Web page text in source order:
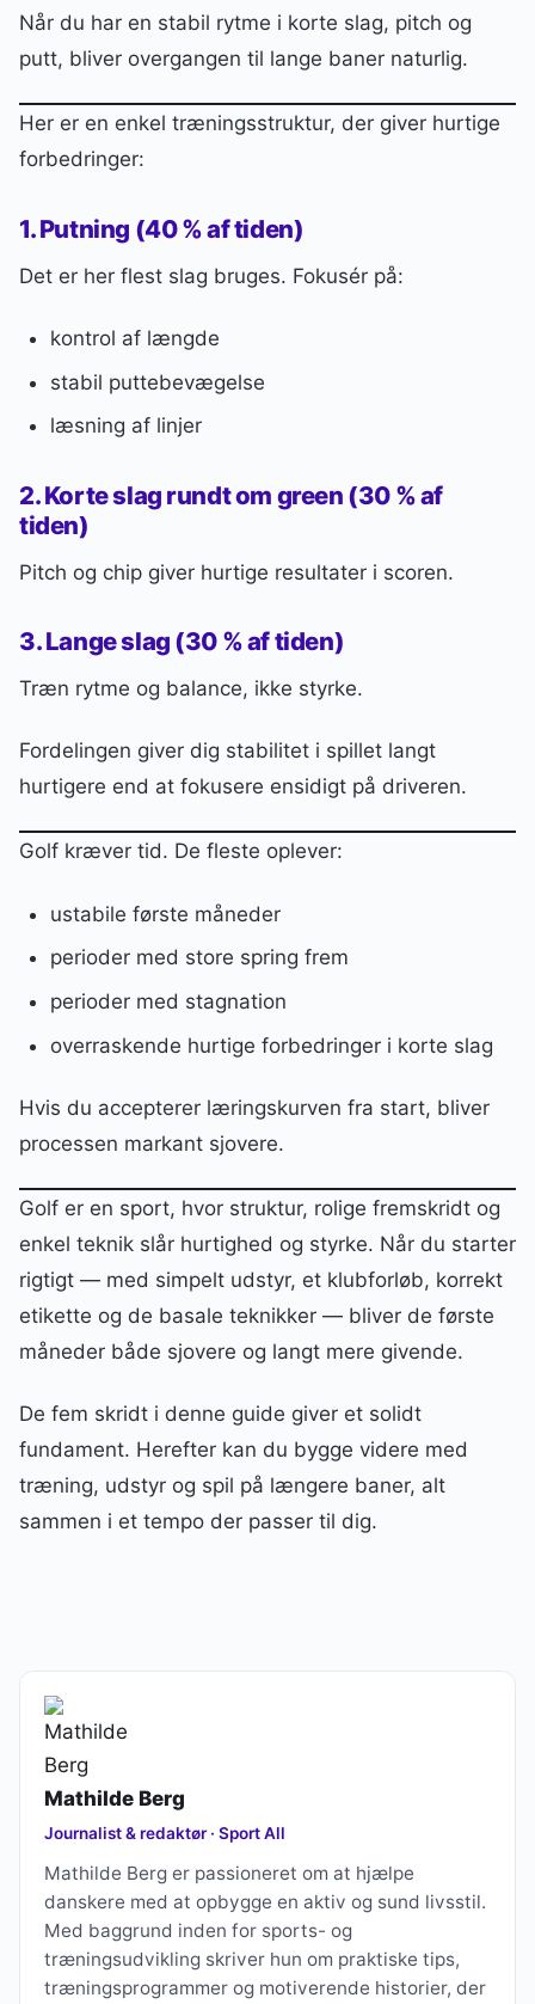
Når du har en stabil rytme i korte slag, pitch og
putt, bliver overgangen til lange baner naturlig.
Her er en enkel træningsstruktur, der giver hurtige
forbedringer:
1. Putning (40 % af tiden)
Det er her flest slag bruges. Fokusér på:
kontrol af længde
stabil puttebevægelse
læsning af linjer
2. Korte slag rundt om green (30 % af
tiden)
Pitch og chip giver hurtige resultater i scoren.
3. Lange slag (30 % af tiden)
Træn rytme og balance, ikke styrke.
Fordelingen giver dig stabilitet i spillet langt
hurtigere end at fokusere ensidigt på driveren.
Golf kræver tid. De fleste oplever:
ustabile første måneder
perioder med store spring frem
perioder med stagnation
overraskende hurtige forbedringer i korte slag
Hvis du accepterer læringskurven fra start, bliver
processen markant sjovere.
Golf er en sport, hvor struktur, rolige fremskridt og
enkel teknik slår hurtighed og styrke. Når du starter
rigtigt — med simpelt udstyr, et klubforløb, korrekt
etikette og de basale teknikker — bliver de første
måneder både sjovere og langt mere givende.
De fem skridt i denne guide giver et solidt
fundament. Herefter kan du bygge videre med
træning, udstyr og spil på længere baner, alt
sammen i et tempo der passer til dig.
Mathilde Berg
Journalist & redaktør · Sport All
Mathilde Berg er passioneret om at hjælpe
danskere med at opbygge en aktiv og sund livsstil.
Med baggrund inden for sports- og
træningsudvikling skriver hun om praktiske tips,
træningsprogrammer og motiverende historier, der